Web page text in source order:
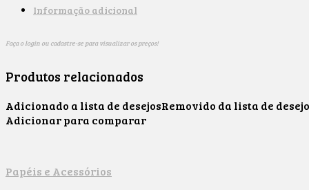
Informação adicional
Faça o login ou cadastre-se para visualizar os preços!
Produtos relacionados
Adicionado a lista de desejosRemovido da lista de
Adicionar para comparar
Papéis e Acessórios